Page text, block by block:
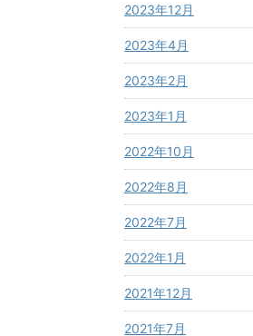
2023年12月
2023年4月
2023年2月
2023年1月
2022年10月
2022年8月
2022年7月
2022年1月
2021年12月
2021年7月